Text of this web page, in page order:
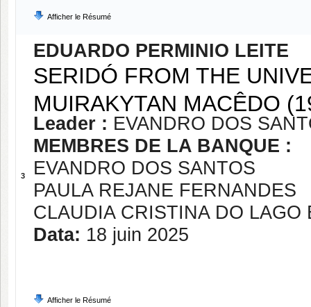
Afficher le Résumé
3
EDUARDO PERMINIO LEITE
SERIDÓ FROM THE
MUIRAKYTAN MACÊDO
Leader : EVANDRO DOS
MEMBRES DE LA BANQUE :
EVANDRO DOS SANTOS
PAULA REJANE FERNANDES
CLAUDIA CRISTINA DO LAGO
Data: 18 juin 2025
Afficher le Résumé